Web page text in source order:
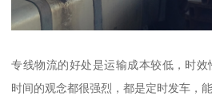
专线物流的好处是运输成本较低，时
时间的观念都很强烈，都是定时发车，